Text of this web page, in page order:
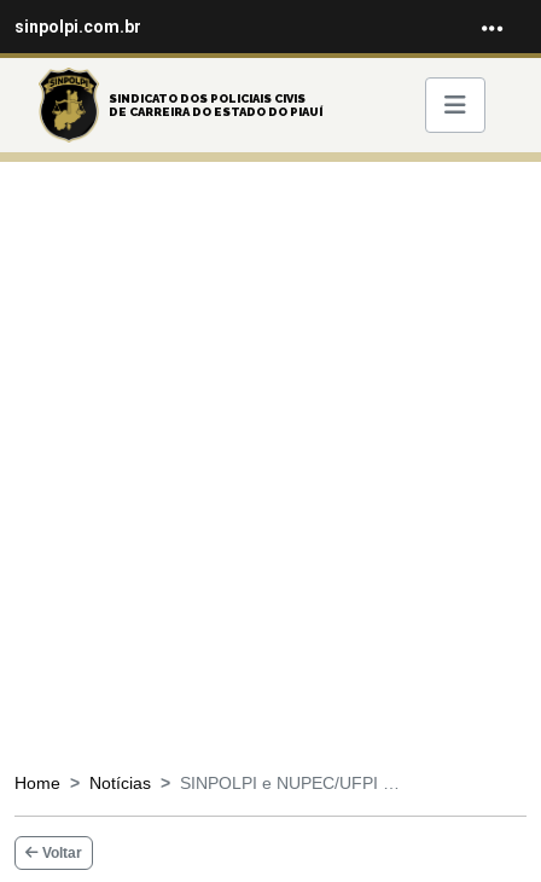
sinpolpi.com.br
SINDICATO DOS POLICIAIS CIVIS
DE CARREIRA DO ESTADO DO PIAUÍ
Home Notícias SINPOLPI e NUPEC/UFPI …
Voltar